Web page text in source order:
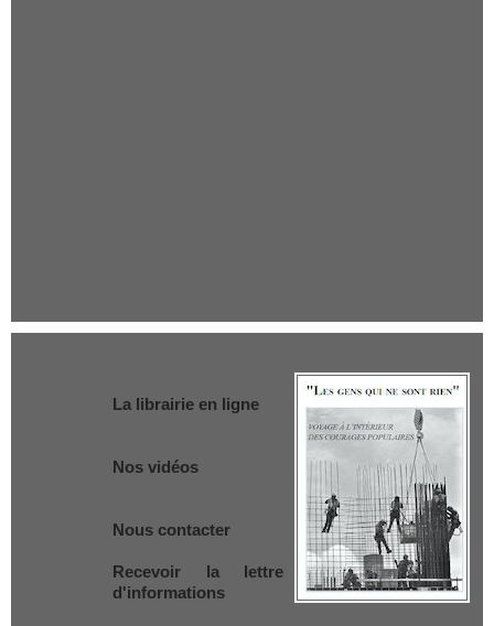
La librairie en ligne
Nos vidéos
Nous contacter
Recevoir la lettre
d'informations